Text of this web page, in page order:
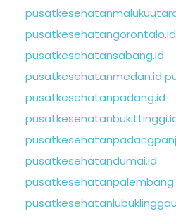
pusatkesehatangorontalo.id
pusatkesehatansabang.id
pusatkesehatanmedan.id
pusatkesehatanpadang.id
pusatkesehatandumai.id